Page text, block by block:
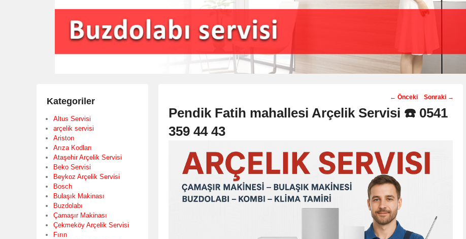
Post
navigation
← Önceki Sonraki →
Pendik Fatih mahallesi Arçelik Servisi ☎️ 0541
359 44 43
Kategoriler
Altus Servisi
arçelik servisi
Ariston
Arıza Kodları
Ataşehir Arçelik Servisi
Beko Servisi
Beykoz Arçelik Servisi
Bosch
Bulaşık Makinası
Buzdolabı
Çamaşır Makinası
Çekmeköy Arçelik Servisi
Fırın